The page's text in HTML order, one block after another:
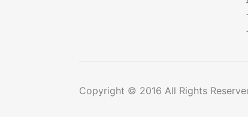
Copyright © 2016 All Rights